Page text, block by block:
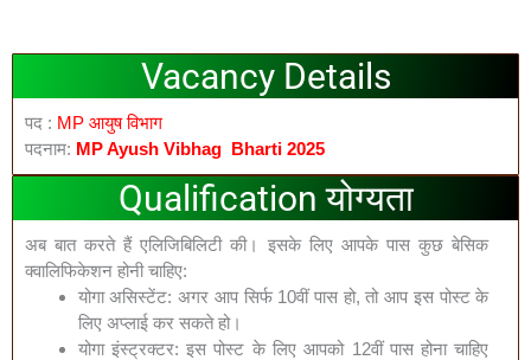
Vacancy Details
पद : MP आयुष विभाग
पदनाम: MP Ayush Vibhag Bharti 2025
Qualification योग्यता
अब बात करते हैं एलिजिबिलिटी की। इसके लिए आपके पास कुछ बेसिक
क्वालिफिकेशन होनी चाहिए:
योगा असिस्टेंट: अगर आप सिर्फ 10वीं पास हो, तो आप इस पोस्ट के
लिए अप्लाई कर सकते हो।
योगा इंस्ट्रक्टर: इस पोस्ट के लिए आपको 12वीं पास होना चाहिए